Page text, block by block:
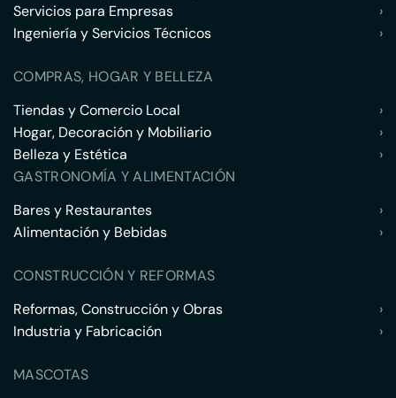
Servicios para Empresas
›
Ingeniería y Servicios Técnicos
›
COMPRAS, HOGAR Y BELLEZA
Tiendas y Comercio Local
›
Hogar, Decoración y Mobiliario
›
Belleza y Estética
›
GASTRONOMÍA Y ALIMENTACIÓN
Bares y Restaurantes
›
Alimentación y Bebidas
›
CONSTRUCCIÓN Y REFORMAS
Reformas, Construcción y Obras
›
Industria y Fabricación
›
MASCOTAS